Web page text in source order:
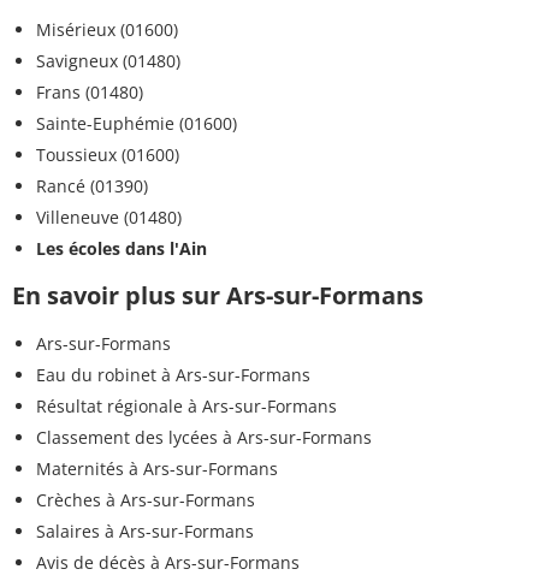
Misérieux (01600)
Savigneux (01480)
Frans (01480)
Sainte-Euphémie (01600)
Toussieux (01600)
Rancé (01390)
Villeneuve (01480)
Les écoles dans l'Ain
En savoir plus sur Ars-sur-Formans
Ars-sur-Formans
Eau du robinet à Ars-sur-Formans
Résultat régionale à Ars-sur-Formans
Classement des lycées à Ars-sur-Formans
Maternités à Ars-sur-Formans
Crèches à Ars-sur-Formans
Salaires à Ars-sur-Formans
Avis de décès à Ars-sur-Formans